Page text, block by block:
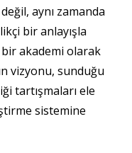
aynı zamanda
bir anlayışla
akademi olarak
vizyonu, sunduğu
tartışmaları ele
sistemine